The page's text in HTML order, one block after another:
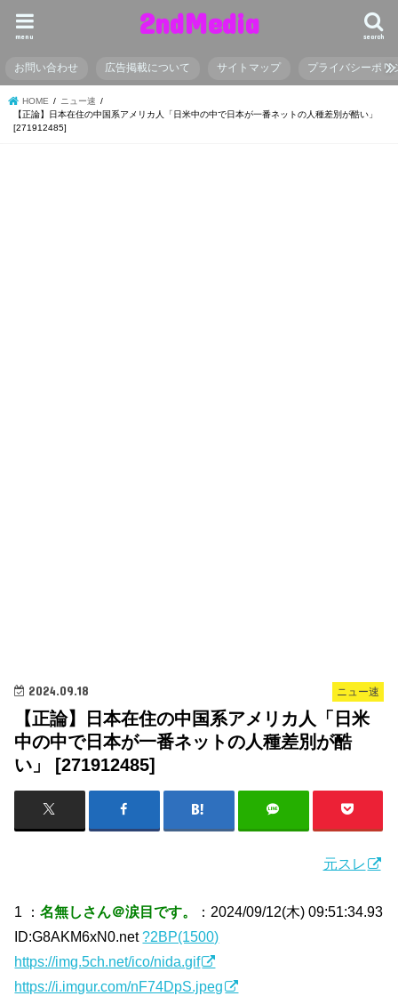
2ndMedia search
menu
お問い合わせ 広告掲載について サイトマップ プライバシーポリ
HOME
ニュー速
【正論】日本在住の中国系アメリカ人「日米中の中で日本が一番ネットの人種差別が酷い」
[271912485]
ニュー速
2024.09.18
【正論】日本在住の中国系アメリカ人「日米
中の中で日本が一番ネットの人種差別が酷
い」 [271912485]
元スレ
1 ：名無しさん＠涙目です。
：2024/09/12(木) 09:51:34.93
ID:G8AKM6xN0.net?2BP(1500)
https://img.5ch.net/ico/nida.gif
https://i.imgur.com/nF74DpS.jpeg